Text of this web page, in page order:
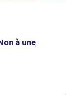
à une